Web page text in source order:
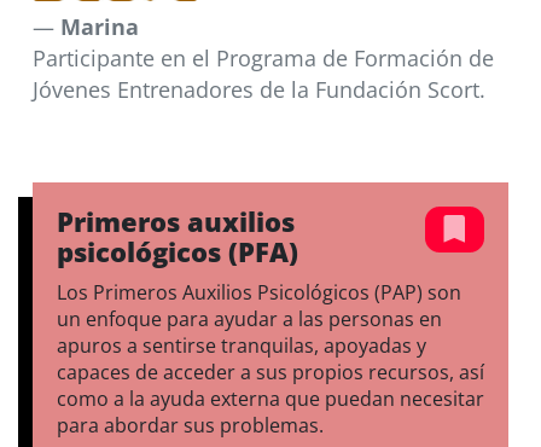
Marina
Participante en el Programa de Formación de
Jóvenes Entrenadores de la Fundación Scort.
Primeros auxilios
psicológicos (PFA)
Los Primeros Auxilios Psicológicos (PAP) son
un enfoque para ayudar a las personas en
apuros a sentirse tranquilas, apoyadas y
capaces de acceder a sus propios recursos, así
como a la ayuda externa que puedan necesitar
para abordar sus problemas.